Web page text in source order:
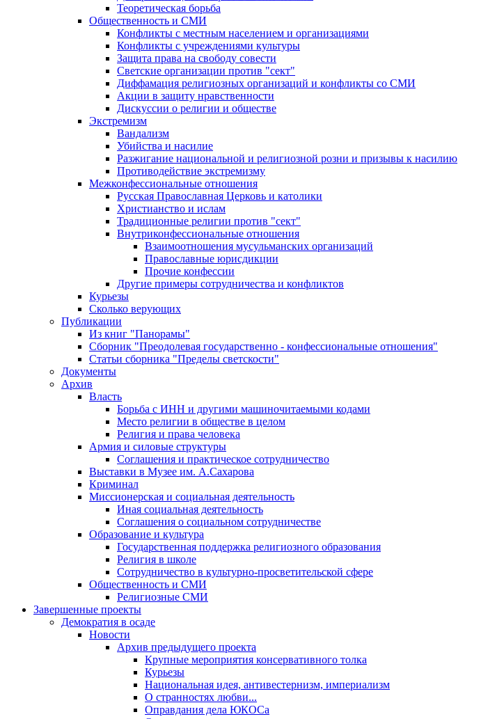
Теоретическая борьба
Общественность и СМИ
Конфликты с местным населением и организациями
Конфликты с учреждениями культуры
Защита права на свободу совести
Светские организации против "сект"
Диффамация религиозных организаций и конфликты со СМИ
Акции в защиту нравственности
Дискуссии о религии и обществе
Экстремизм
Вандализм
Убийства и насилие
Разжигание национальной и религиозной розни и призывы к насилию
Противодействие экстремизму
Межконфессиональные отношения
Русская Православная Церковь и католики
Христианство и ислам
Традиционные религии против "сект"
Внутриконфессиональные отношения
Взаимоотношения мусульманских организаций
Православные юрисдикции
Прочие конфессии
Другие примеры сотрудничества и конфликтов
Курьезы
Сколько верующих
Публикации
Из книг "Панорамы"
Сборник "Преодолевая государственно - конфессиональные отношения"
Статьи сборника "Пределы светскости"
Документы
Архив
Власть
Борьба с ИНН и другими машиночитаемыми кодами
Место религии в обществе в целом
Религия и права человека
Армия и силовые структуры
Соглашения и практическое сотрудничество
Выставки в Музее им. А.Сахарова
Криминал
Миссионерская и социальная деятельность
Иная социальная деятельность
Соглашения о социальном сотрудничестве
Образование и культура
Государственная поддержка религиозного образования
Религия в школе
Сотрудничество в культурно-просветительской сфере
Общественность и СМИ
Религиозные СМИ
Завершенные проекты
Демократия в осаде
Новости
Архив предыдущего проекта
Крупные мероприятия консервативного толка
Курьезы
Национальная идея, антивестернизм, империализм
О странностях любви...
Оправдания дела ЮКОСа